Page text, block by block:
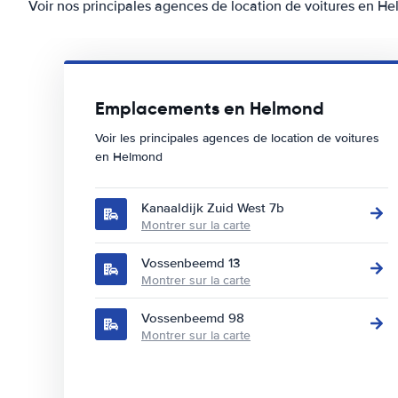
Voir nos principales agences de location de voitures en
Emplacements en Helmond
Voir les principales agences de location de voitures
en Helmond
Kanaaldijk Zuid West 7b
Montrer sur la carte
Vossenbeemd 13
Montrer sur la carte
Vossenbeemd 98
Montrer sur la carte